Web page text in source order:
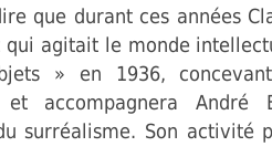
que durant ces années
agitait le monde
» en 1936,
accompagnera André
surréalisme. Son activité